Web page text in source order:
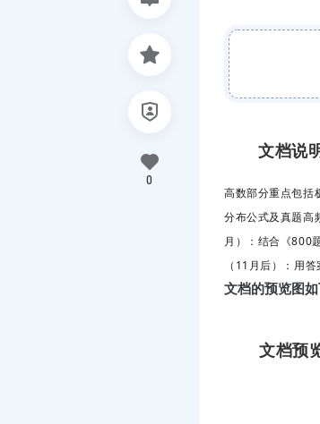
文档说
高数部分重点包括
分布公式及真题高
月）
：结合《800
（11月后）
：用
文档的预览图
文档预
0